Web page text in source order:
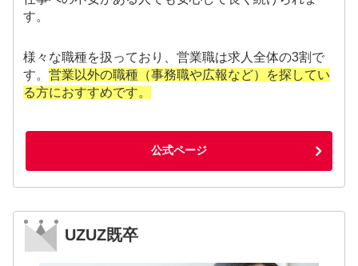
す。
様々な職種を扱っており、営業職は求人全体の3割で
す。営業以外の職種（事務職や広報など）を探してい
る方におすすめです。
公式ページ
UZUZ既卒